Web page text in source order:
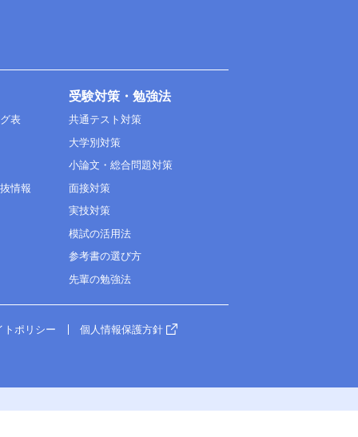
表
情報
受験対策・勉強法
共通テスト対策
大学別対策
小論文・総合問題対策
面接対策
実技対策
模試の活用法
参考書の選び方
先輩の勉強法
トポリシー 個人情報保護方針